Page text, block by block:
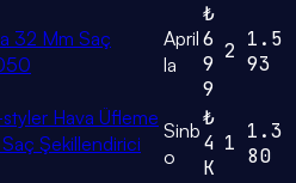
32 Mm Saç
April
la
₺
6
9
9
2 1.5
93
Hava Üfleme
Şekillendirici
Sinb
o
₺
4
K
1 1.3
80